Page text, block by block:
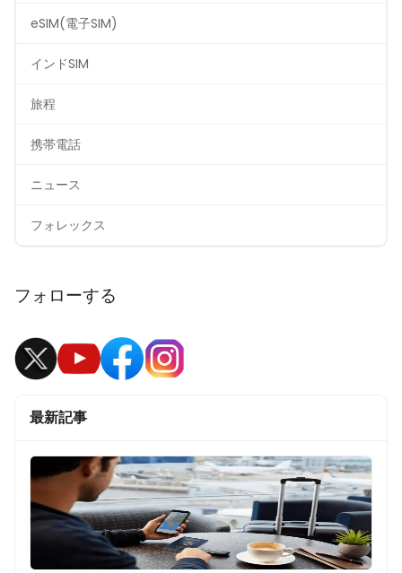
eSIM(電子SIM)
インドSIM
旅程
携帯電話
ニュース
フォレックス
フォローする
最新記事